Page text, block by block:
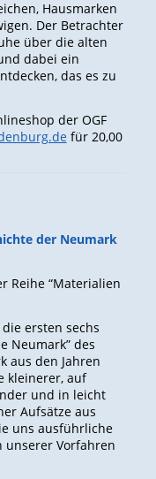
Hausmarken
Der Betrachter
über die alten
dabei ein
das es zu
der OGF
für 20,00
der Neumark
Reihe “Materialien
ersten sechs
Neumark” des
aus den Jahren
kleinerer, auf
und in leicht
Aufsätze aus
uns ausführliche
unserer Vorfahren